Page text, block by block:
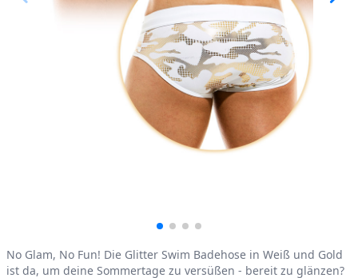
Product information
No Glam, No Fun! Die Glitter Swim Badehose in Weiß und Gold
ist da, um deine Sommertage zu versüßen - bereit zu glänzen?